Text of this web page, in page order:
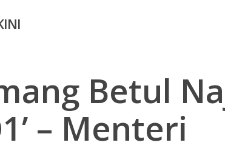
Betul
– Menteri